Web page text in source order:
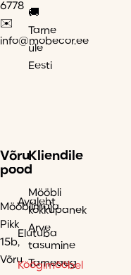
6778
✉️
info@mobecor.ee
🚚
Tarne
üle
Eesti
Võru
pood
Mööblimaja
Pikk
15b,
Võru
Kliendile
Mööbli
kokkupanek
Arve
tasumine
Tarneaeg
Avaleht
Elutuba
Köögimööbel